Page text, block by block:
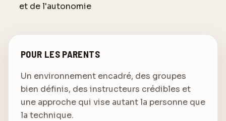
et de l'autonomie
POUR LES PARENTS
Un environnement encadré, des groupes
bien définis, des instructeurs crédibles et
une approche qui vise autant la personne que
la technique.